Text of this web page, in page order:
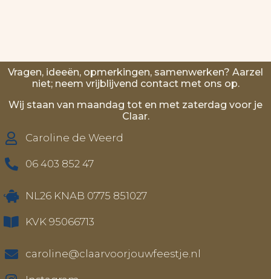
Vragen, ideeën, opmerkingen, samenwerken? Aarzel
niet; neem vrijblijvend contact met ons op.
Wij staan van maandag tot en met zaterdag voor je
Claar.
Caroline de Weerd
06 403 852 47
NL26 KNAB 0775 851027
KVK 95066713
caroline@claarvoorjouwfeestje.nl